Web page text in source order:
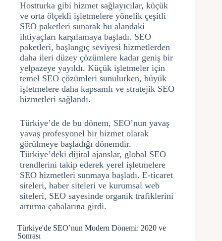
Hostturka gibi hizmet sağlayıcılar, küçük
ve orta ölçekli işletmelere yönelik çeşitli
SEO paketleri sunarak bu alandaki
ihtiyaçları karşılamaya başladı. SEO
paketleri, başlangıç seviyesi hizmetlerden
daha ileri düzey çözümlere kadar geniş bir
yelpazeye yayıldı. Küçük işletmeler için
temel SEO çözümleri sunulurken, büyük
işletmelere daha kapsamlı ve stratejik SEO
hizmetleri sağlandı.
Türkiye’de de bu dönem, SEO’nun yavaş
yavaş profesyonel bir hizmet olarak
görülmeye başladığı dönemdir.
Türkiye’deki dijital ajanslar, global SEO
trendlerini takip ederek yerel işletmelere
SEO hizmetleri sunmaya başladı. E-ticaret
siteleri, haber siteleri ve kurumsal web
siteleri, SEO sayesinde organik trafiklerini
artırma çabalarına girdi.
Türkiye'de SEO’nun Modern Dönemi: 2020 ve
Sonrası